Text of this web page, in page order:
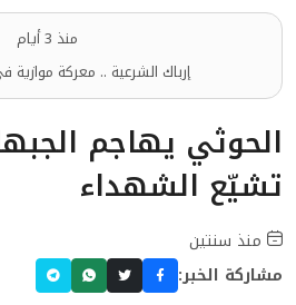
منذ 3 أيام
إرباك الشرعية .. معركة
الحوثي يهاجم
تشيّع الشهداء
منذ سنتين
مشاركة الخبر: